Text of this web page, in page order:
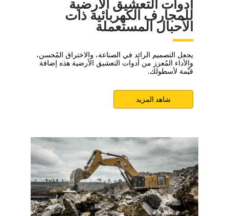
أدوات التعشيق الأرضية
للمجارف الكهربائية ذات
الأحبال المستعملة
يجعل التصميم الرائد في الصناعة، والاختراق المُحسن،
والأداء المُعزز من أدوات التعشيق الأرضية هذه إضافة
قيِّمة لأسطولك.
شاهد المزيد